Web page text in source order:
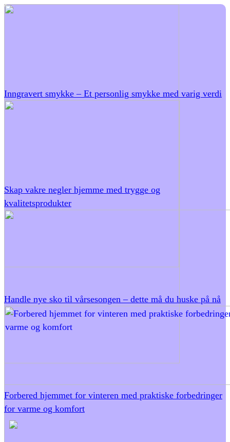
Inngravert smykke – Et personlig smykke med varig verdi
Skap vakre negler hjemme med trygge og
kvalitetsprodukter
Handle nye sko til vårsesongen – dette må du huske på nå
Forbered hjemmet for vinteren med praktiske forbedringer
for varme og komfort